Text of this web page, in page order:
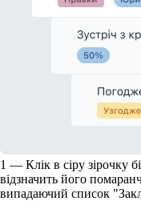
1 — Клік в сіру зірочку
відзначить його
випадаючий список